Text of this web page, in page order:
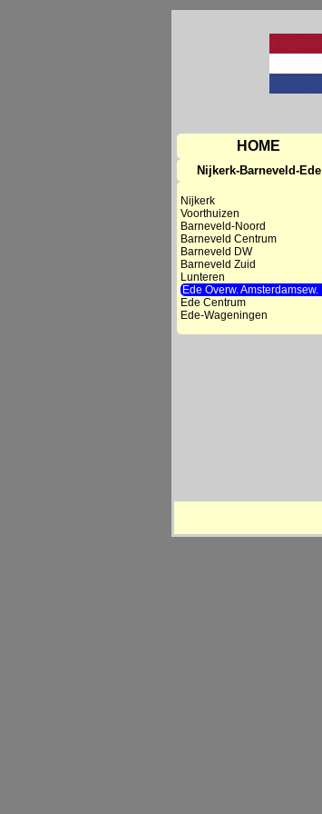
HOME
Nijkerk-Barneveld-Ede
Nijkerk
Voorthuizen
Barneveld-Noord
Barneveld Centrum
Barneveld DW
Barneveld Zuid
Lunteren
Ede Overw. Amsterdamsew.
Ede Centrum
Ede-Wageningen